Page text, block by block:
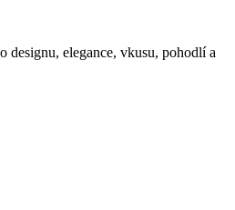
designu, elegance, vkusu, pohodlí a